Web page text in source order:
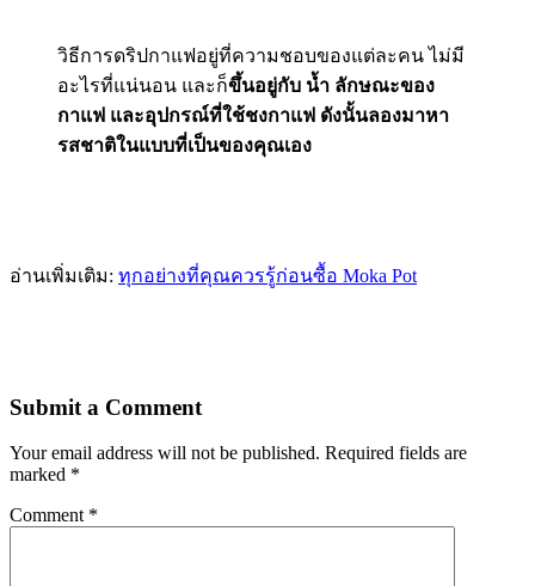
วิธีการดริปกาแฟอยู่ที่ความชอบของแต่ละคน ไม่มี
อะไรที่แน่นอน และก็ขึ้นอยู่กับ น้ำ ลักษณะของ
กาแฟ และอุปกรณ์ที่ใช้ชงกาแฟ ดังนั้นลองมาหา
รสชาติในแบบที่เป็นของคุณเอง
อ่านเพิ่มเติม: ทุกอย่างที่คุณควรรู้ก่อนซื้อ Moka Pot
Submit a Comment
Your email address will not be published. Required fields are
marked *
Comment *